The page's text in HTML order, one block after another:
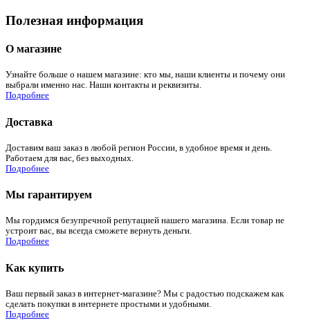
Полезная информация
О магазине
Узнайте больше о нашем магазине: кто мы, наши клиенты и почему они
выбрали именно нас. Наши контакты и реквизиты.
Подробнее
Доставка
Доставим ваш заказ в любой регион России, в удобное время и день.
Работаем для вас, без выходных.
Подробнее
Мы гарантируем
Мы гордимся безупречной репутацией нашего магазина. Если товар не
устроит вас, вы всегда сможете вернуть деньги.
Подробнее
Как купить
Ваш первый заказ в интернет-магазине? Мы с радостью подскажем как
сделать покупки в интернете простыми и удобными.
Подробнее